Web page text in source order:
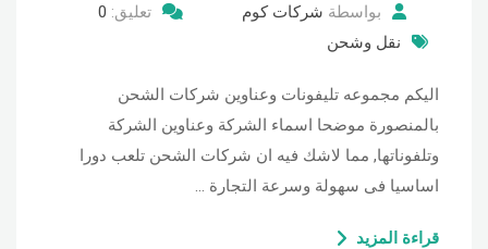
بواسطة شركات كوم تعليق: 0
نقل وشحن
اليكم مجموعه تليفونات وعناوين شركات الشحن
بالمنصورة موضحا اسماء الشركة وعناوين الشركة
وتلفوناتها, مما لاشك فيه ان شركات الشحن تلعب دورا
اساسيا فى سهولة وسرعة التجارة …
قراءة المزيد